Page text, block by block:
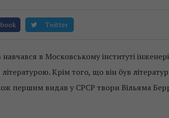
Twitter
в Московському інституті
Крім того, що він був
першим видав у СРСР твори Вільяма